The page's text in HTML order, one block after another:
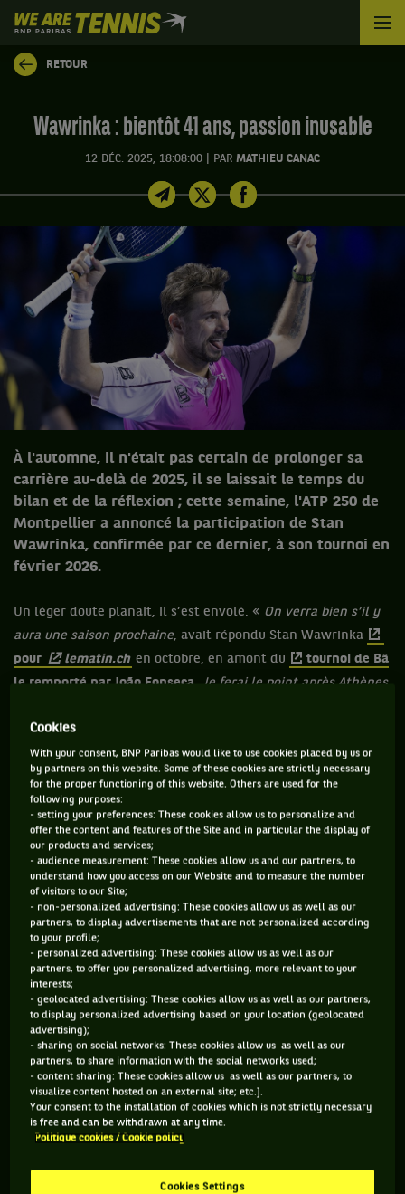
We
are
Tennis
by
Accueil
RETOUR
Wawrinka : bientôt 41 ans, passion inusable
12 DÉC. 2025, 18:08:00 PAR MATHIEU CANAC
À l'automne, il n'était pas certain de prolonger sa
carrière au-delà de 2025, il se laissait le temps du
bilan et de la réflexion ; cette semaine, l'ATP 250 de
Montpellier a annoncé la participation de Stan
Wawrinka, confirmée par ce dernier, à son tournoi en
février 2026.
Un léger doute planait, il s’est envolé. « On verra bien s’il y
aura une saison prochaine, avait répondu Stan Wawrinka
pour
lematin.ch en octobre, en amont du
tournoi de Bâ
le remporté par João Fonseca
Je ferai le point après Athènes.
Zandschulp en Grèce, le Vaudois s’est rassuré. Outre ces 3e
et 4e victoires de la saison sur le circuit principal, il a aussi
donné du fil à retordre à des joueurs comptant parmi les
meilleurs de la planète : défaite 6-4, 7-6⁵ contre Ruud dans
son pays natal, et 4-6, 7-6⁵, 6-4 face à Musetti dans la cité
surplombée par l’Acropole.
Vous devez accepter les cookies de type
"Réseaux sociaux" pour pouvoir accéder à ce
contenu
GÉRER MES PRÉFÉRENCES
Cookies
With your consent, BNP Paribas would like to use cookies placed by us or
by partners on this website. Some of these cookies are strictly necessary
for the proper functioning of this website. Others are used for the
following purposes:
- setting your preferences: These cookies allow us to personalize and
offer the content and features of the Site and in particular the display of
our products and services;
- audience measurement: These cookies allow us and our partners, to
understand how you access on our Website and to measure the number
of visitors to our Site;
- non-personalized advertising: These cookies allow us as well as our
partners, to display advertisements that are not personalized according
to your profile;
- personalized advertising: These cookies allow us as well as our
partners, to offer you personalized advertising, more relevant to your
interests;
- geolocated advertising: These cookies allow us as well as our partners,
to display personalized advertising based on your location (geolocated
advertising);
- sharing on social networks: These cookies allow us as well as our
partners, to share information with the social networks used;
- content sharing: These cookies allow us as well as our partners, to
visualize content hosted on an external site; etc.].
Your consent to the installation of cookies which is not strictly necessary
is free and can be withdrawn at any time.
Politique cookies / Cookie policy
Cookies Settings